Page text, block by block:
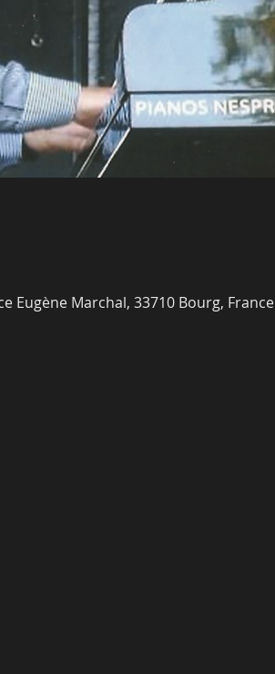
Eugène Marchal, 33710 Bourg, France